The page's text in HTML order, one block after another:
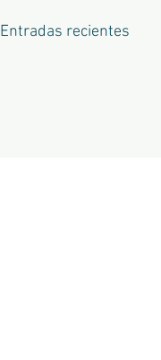
Entradas recientes